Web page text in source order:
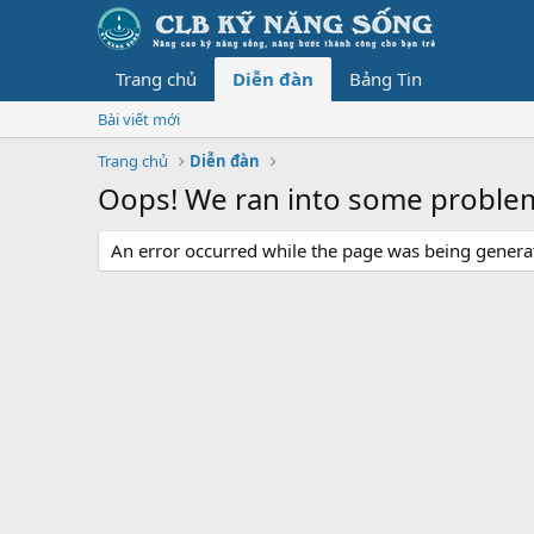
Trang chủ Diễn đàn Bảng Tin
Bài viết mới
Trang chủ
Diễn đàn
Oops! We ran into some
An error occurred while the page was being